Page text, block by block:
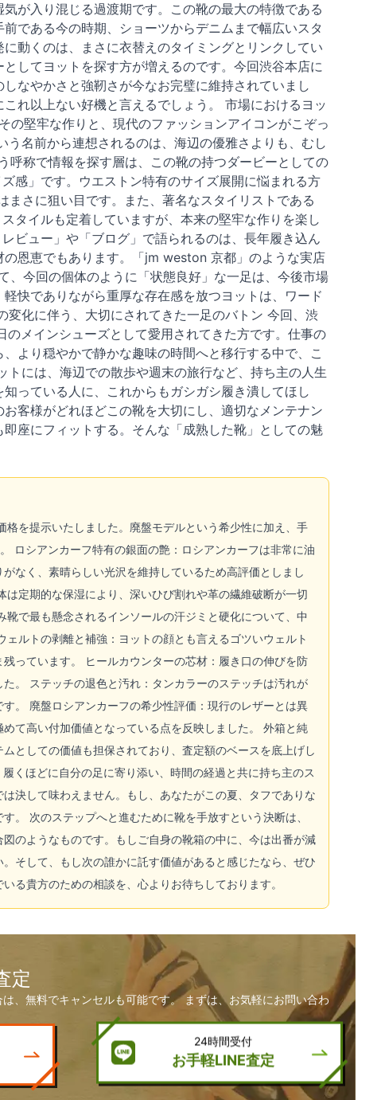
が入り混じる過渡期です。この靴の最大の特徴である
である今の時期、ショーツからデニムまで幅広いスタ
動くのは、まさに衣替えのタイミングとリンクしてい
してヨットを探す方が増えるのです。今回渋谷本店に
なやかさと強靭さが今なお完璧に維持されていまし
れ以上ない好機と言えるでしょう。 市場におけるヨッ
堅牢な作りと、現代のファッションアイコンがこぞっ
名前から連想されるのは、海辺の優雅さよりも、むし
称で情報を探す層は、この靴の持つダービーとしての
感」です。ウエストン特有のサイズ展開に悩まれる方
さに狙い目です。また、著名なスタイリストである
タイルも定着していますが、本来の堅牢な作りを楽し
ビュー」や「ブログ」で語られるのは、長年履き込ん
恩恵でもあります。「jm weston 京都」のような実店
今回の個体のように「状態良好」な一足は、今後市場
快でありながら重厚な存在感を放つヨットは、ワード
化に伴う、大切にされてきた一足のバトン 今回、渋
メインシューズとして愛用されてきた方です。仕事の
より穏やかで静かな趣味の時間へと移行する中で、こ
には、海辺での散歩や週末の旅行など、持ち主の人生
っている人に、これからもガシガシ履き潰してほし
客様がどれほどこの靴を大切にし、適切なメンテナン
座にフィットする。そんな「成熟した靴」としての魅
を提示いたしました。廃盤モデルという希少性に加え、手
ロシアンカーフ特有の銀面の艶：ロシアンカーフは非常に油
なく、素晴らしい光沢を維持しているため高評価としまし
定期的な保湿により、深いひび割れや革の繊維破断が一切
で最も懸念されるインソールの汗ジミと硬化について、中
ルトの剥離と補強：ヨットの顔とも言えるゴツいウェルト
っています。 ヒールカウンターの芯材：履き口の伸びを防
。 ステッチの退色と汚れ：タンカラーのステッチは汚れが
。 廃盤ロシアンカーフの希少性評価：現行のレザーとは異
て高い付加価値となっている点を反映しました。 外箱と純
としての価値も担保されており、査定額のベースを底上げし
くほどに自分の足に寄り添い、時間の経過と共に持ち主のス
決して味わえません。もし、あなたがこの夏、タフでありな
。 次のステップへと進むために靴を手放すという決断は、
のようなものです。もしご自身の靴箱の中に、今は出番が減
そして、もし次の誰かに託す価値があると感じたなら、ぜひ
る貴方のための相談を、心よりお待ちしております。
定
、無料でキャンセルも可能です。 まずは、お気軽にお問い合わ
24時間受付
お手軽LINE査定